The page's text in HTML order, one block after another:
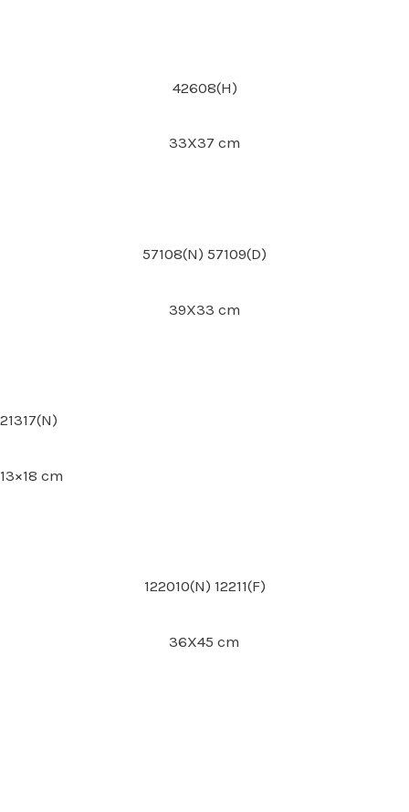
42608(H)
33X37 cm
57108(N) 57109(D)
39X33 cm
21317(N)
13×18 cm
122010(N) 12211(F)
36X45 cm